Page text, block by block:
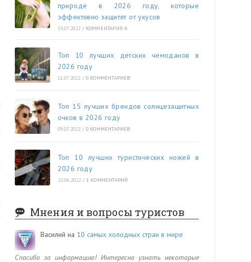
природе в 2026 году, которые
эффективно защитят от укусов
15.07.2022 / КОММЕНТАРИЯ 4
Топ 10 лучших детских чемоданов в
2026 году
11.07.2022 / 0 КОММЕНТАРИЕВ
Топ 15 лучших брендов солнцезащитных
очков в 2026 году
09.07.2022 / 0 КОММЕНТАРИЕВ
Топ 10 лучших туристических ножей в
2026 году
22.06.2022 / 1 КОММЕНТАРИЙ
Мнения и вопросы туристов
Василий на 10 самых холодных стран в мире
Спасибо за информацию! Интересно узнать некоторые